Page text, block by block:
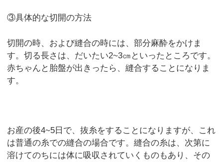
③具体的な切開の方法
切開の時、および縫合の時には、部分麻酔をかけま
す。切る長さは、だいたい2~3㎝といったところです。
赤ちゃんと胎盤が出きったら、縫合することになりま
す。
お産の後4~5日で、抜糸をすることになりますが、これ
は普通の糸での縫合の場合です。縫合の糸は、次第に
溶けてのちには体に吸収されていくものもあり、その